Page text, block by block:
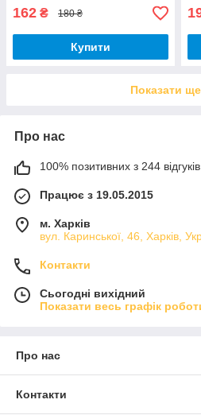
162 ₴ 180 ₴
Купити
Показати ще
Про нас
100% позитивних з 244 відгуків
Працює з 19.05.2015
м. Харків
вул. Каринської, 46, Харків,
Контакти
Сьогодні вихідний
Показати весь графік
Про нас
Контакти